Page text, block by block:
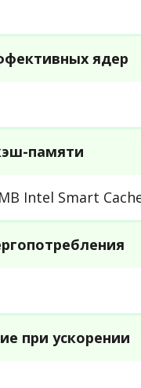
ядер
памяти
Intel Smart
при ускорении